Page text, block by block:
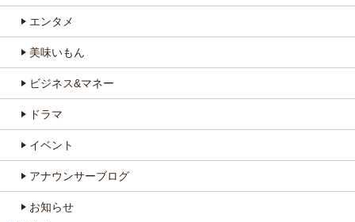
エンタメ
美味いもん
ビジネス&マネー
ドラマ
イベント
アナウンサーブログ
お知らせ